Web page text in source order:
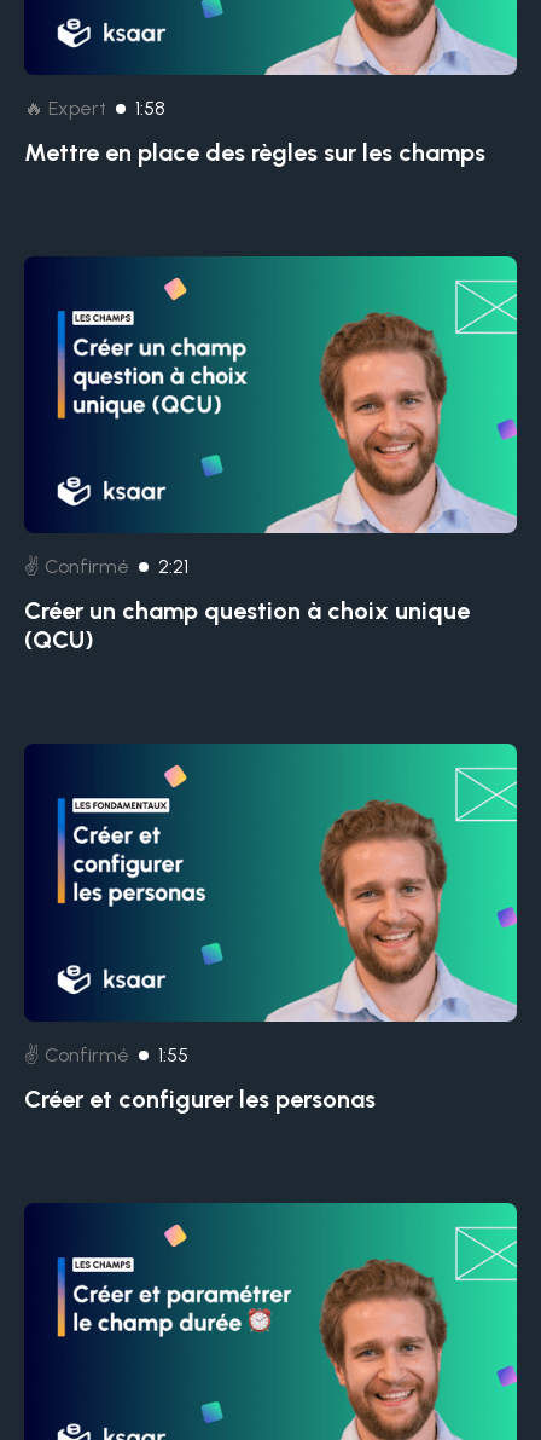
🔥 Expert 1:58
Mettre en place des règles sur les champs
✌️ Confirmé 2:21
Créer un champ question à choix unique
(QCU)
✌️ Confirmé 1:55
Créer et configurer les personas